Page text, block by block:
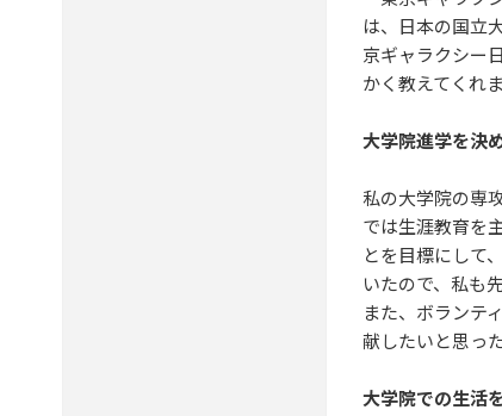
は、日本の国立
京ギャラクシー
かく教えてくれ
大学院進学を決
私の大学院の専
では生涯教育を
とを目標にして
いたので、私も
また、ボランテ
献したいと思っ
大学院での生活